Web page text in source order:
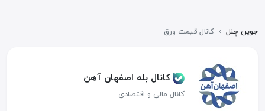
جوین چنل › کانال قیمت ورق
کانال بله اصفهان آهن
کانال مالی و اقتصادی